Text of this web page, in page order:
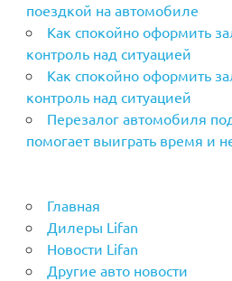
поездкой на автомобиле
Как спокойно оформить
контроль над ситуацией
Как спокойно оформить
контроль над ситуацией
Перезалог автомобиля
помогает выиграть время и
Главная
Дилеры Lifan
Новости Lifan
Другие авто новости